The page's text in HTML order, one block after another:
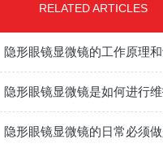
RELATED ARTICLES